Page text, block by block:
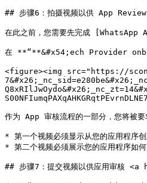
## 步骤6：拍摄视频以供 App
在此之前，您需要先完成 [WhatsApp
在 **“**&#x54;ech Provider
<figure><img src="https://
作为 App 审核流程的一部分，您将被要
* 第一个视频必须显示从您的应用程序
* 第二个视频必须展示您的应用程序如何
## 步骤7：提交视频以供应用审